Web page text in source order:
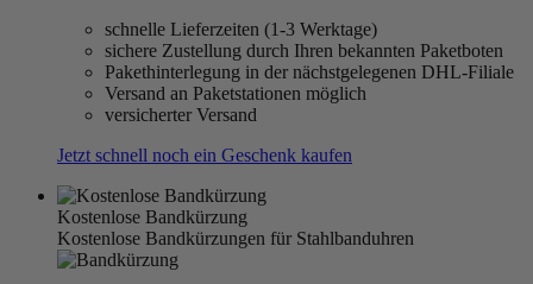
schnelle Lieferzeiten (1-3 Werktage)
sichere Zustellung durch Ihren bekannten Paketboten
Pakethinterlegung in der nächstgelegenen DHL-Filiale
Versand an Paketstationen möglich
versicherter Versand
Jetzt schnell noch ein Geschenk kaufen
Kostenlose Bandkürzung
Kostenlose Bandkürzungen für Stahlbanduhren